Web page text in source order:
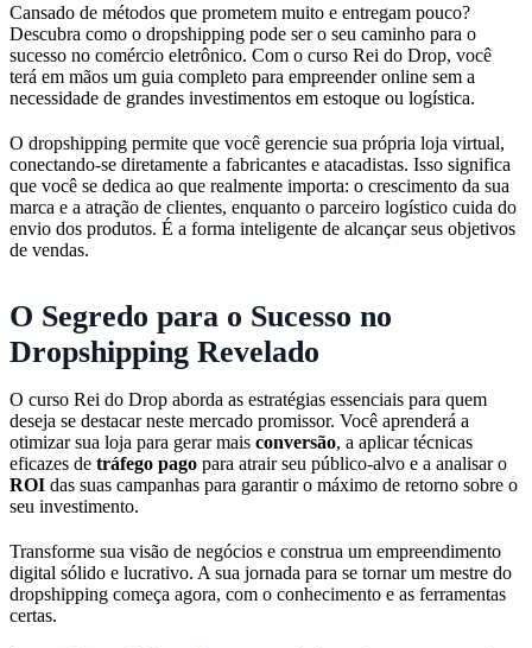
Cansado de métodos que prometem muito e entregam pouco?
Descubra como o dropshipping pode ser o seu caminho para o
sucesso no comércio eletrônico. Com o curso Rei do Drop, você
terá em mãos um guia completo para empreender online sem a
necessidade de grandes investimentos em estoque ou logística.
O dropshipping permite que você gerencie sua própria loja virtual,
conectando-se diretamente a fabricantes e atacadistas. Isso significa
que você se dedica ao que realmente importa: o crescimento da sua
marca e a atração de clientes, enquanto o parceiro logístico cuida do
envio dos produtos. É a forma inteligente de alcançar seus objetivos
de vendas.
O Segredo para o Sucesso no
Dropshipping Revelado
O curso Rei do Drop aborda as estratégias essenciais para quem
deseja se destacar neste mercado promissor. Você aprenderá a
otimizar sua loja para gerar mais conversão, a aplicar técnicas
eficazes de tráfego pago para atrair seu público-alvo e a analisar o
ROI das suas campanhas para garantir o máximo de retorno sobre o
seu investimento.
Transforme sua visão de negócios e construa um empreendimento
digital sólido e lucrativo. A sua jornada para se tornar um mestre do
dropshipping começa agora, com o conhecimento e as ferramentas
certas.